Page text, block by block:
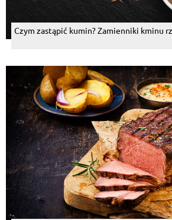
Czym zastąpić kumin? Zamienniki kminu